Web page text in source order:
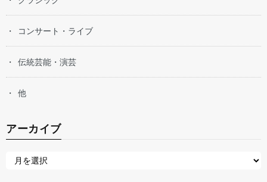
コンサート・ライブ
伝統芸能・演芸
他
アーカイブ